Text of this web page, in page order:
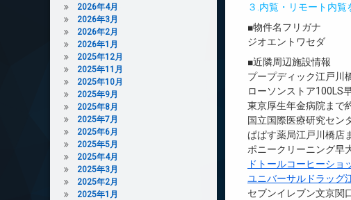
３.内覧・リモート内覧
■物件名フリガナ
ジオエントワセダ
■近隣周辺施設情報
プープディック江戸川
ローソンストア100LS
東京厚生年金病院まで
国立国際医療研究セン
ぱぱす薬局江戸川橋店
ポニークリーニング早
ドトールコーヒーショ
ユニバーサルドラッグ
セブンイレブン文京関
2026年4月
2026年3月
2026年2月
2026年1月
2025年12月
2025年11月
2025年10月
2025年9月
2025年8月
2025年7月
2025年6月
2025年5月
2025年4月
2025年3月
2025年2月
2025年1月